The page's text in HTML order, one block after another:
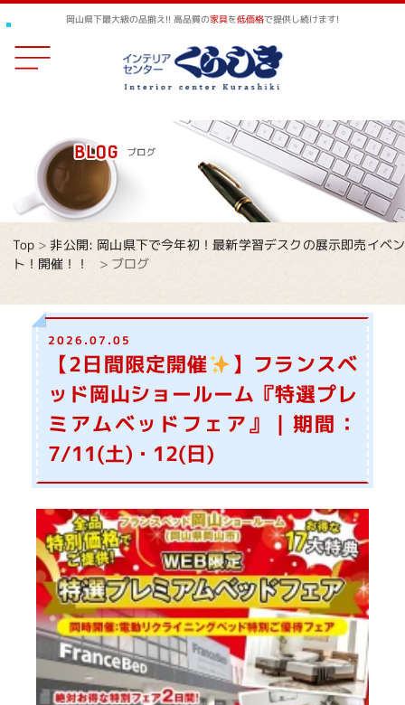
岡山県下最大級の品揃え!! 高品質の家具を低価格で提供し続けます!
Top >非公開: 岡山県下で今年初！最新学習デスクの展示即売イベン
ト！開催！！
> ブログ
2026.07.05
【2日間限定開催
】フランスベ
ッド岡山ショールーム『特選プレ
ミアムベッドフェア』｜期間：
7/11(土)・12(日)